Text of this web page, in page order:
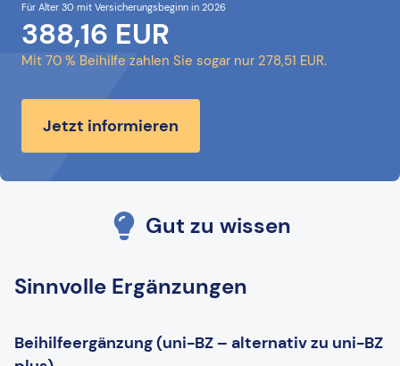
Für Alter 30 mit Versicherungsbeginn in 2026
388,16 EUR
Mit 70 % Beihilfe zahlen Sie sogar nur 278,51 EUR.
Jetzt informieren
Gut zu wissen
Sinnvolle Ergänzungen
Beihilfeergänzung (uni-BZ – alternativ zu uni-BZ